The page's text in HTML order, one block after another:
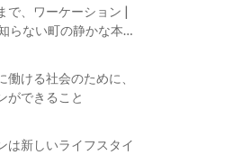
で、ワーケーション |
らない町の静かな本屋
働ける社会のために、
ができること
は新しいライフスタイ